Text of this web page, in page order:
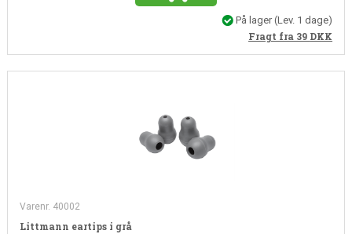
På lager(Lev. 1 dage)
Fragt fra 39 DKK
Varenr. 40002
Littmann eartips i grå